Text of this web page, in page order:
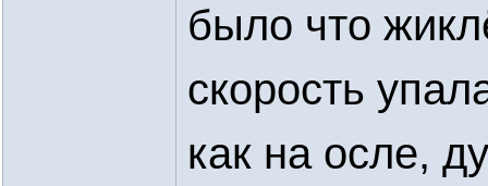
было что
скорость
как на осле,